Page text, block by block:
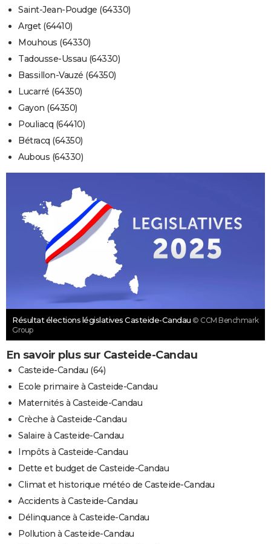
Saint-Jean-Poudge (64330)
Arget (64410)
Mouhous (64330)
Tadousse-Ussau (64330)
Bassillon-Vauzé (64350)
Lucarré (64350)
Gayon (64350)
Pouliacq (64410)
Bétracq (64350)
Aubous (64330)
Résultat élections législatives Casteide-Candau © CCM Benchmark
Group
En savoir plus sur Casteide-Candau
Casteide-Candau (64)
Ecole primaire à Casteide-Candau
Maternités à Casteide-Candau
Crèche à Casteide-Candau
Salaire à Casteide-Candau
Impôts à Casteide-Candau
Dette et budget de Casteide-Candau
Climat et historique météo de Casteide-Candau
Accidents à Casteide-Candau
Délinquance à Casteide-Candau
Pollution à Casteide-Candau